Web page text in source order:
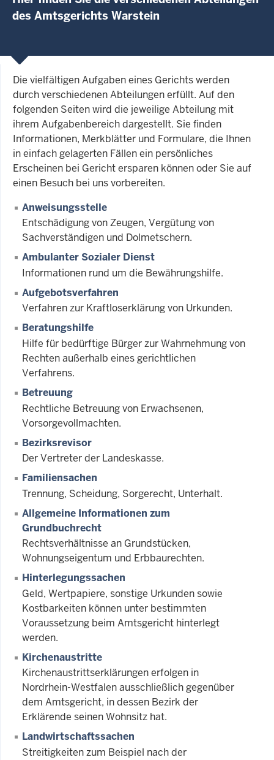
des Amtsgerichts Warstein
Die vielfältigen Aufgaben eines Gerichts werden
durch verschiedenen Abteilungen erfüllt. Auf den
folgenden Seiten wird die jeweilige Abteilung mit
ihrem Aufgabenbereich dargestellt. Sie finden
Informationen, Merkblätter und Formulare, die Ihnen
in einfach gelagerten Fällen ein persönliches
Erscheinen bei Gericht ersparen können oder Sie auf
einen Besuch bei uns vorbereiten.
Anweisungsstelle
Entschädigung von Zeugen, Vergütung von
Sachverständigen und Dolmetschern.
Ambulanter Sozialer Dienst
Informationen rund um die Bewährungshilfe.
Aufgebotsverfahren
Verfahren zur Kraftloserklärung von Urkunden.
Beratungshilfe
Hilfe für bedürftige Bürger zur Wahrnehmung von
Rechten außerhalb eines gerichtlichen
Verfahrens.
Betreuung
Rechtliche Betreuung von Erwachsenen,
Vorsorgevollmachten.
Bezirksrevisor
Der Vertreter der Landeskasse.
Familiensachen
Trennung, Scheidung, Sorgerecht, Unterhalt.
Allgemeine Informationen zum
Grundbuchrecht
Rechtsverhältnisse an Grundstücken,
Wohnungseigentum und Erbbaurechten.
Hinterlegungssachen
Geld, Wertpapiere, sonstige Urkunden sowie
Kostbarkeiten können unter bestimmten
Voraussetzung beim Amtsgericht hinterlegt
werden.
Kirchenaustritte
Kirchenaustrittserklärungen erfolgen in
Nordrhein-Westfalen ausschließlich gegenüber
dem Amtsgericht, in dessen Bezirk der
Erklärende seinen Wohnsitz hat.
Landwirtschaftssachen
Streitigkeiten zum Beispiel nach der